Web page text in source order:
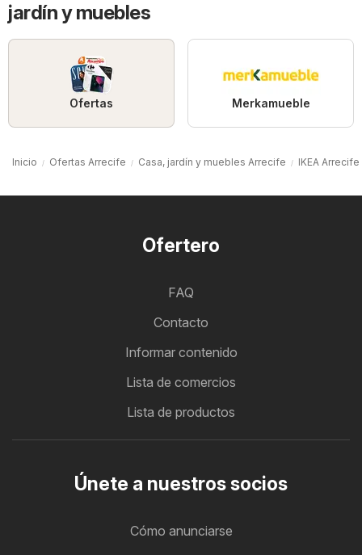
jardín y muebles
Ofertas Merkamueble
Inicio Ofertas Arrecife Casa, jardín y muebles Arrecife IKEA Arrecife
Ofertero
FAQ
Contacto
Informar contenido
Lista de comercios
Lista de productos
Únete a nuestros socios
Cómo anunciarse